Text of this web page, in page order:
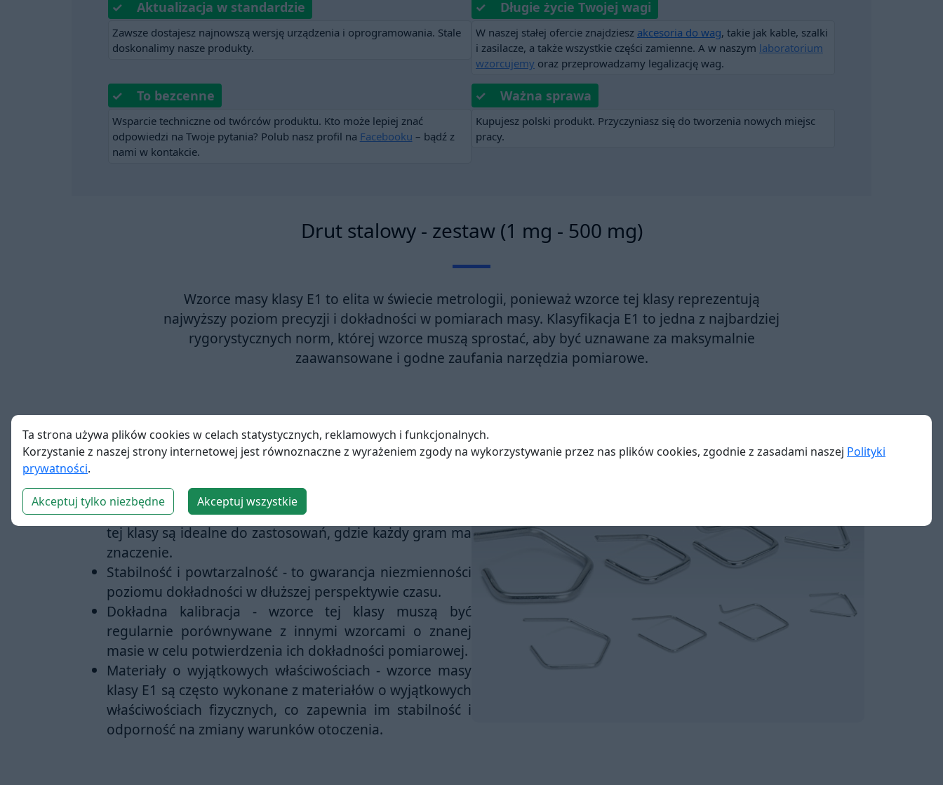
✓ Aktualizacja w standardzie
Zawsze dostajesz najnowszą wersję urządzenia i oprogramowania. Stale
doskonalimy nasze produkty.
✓ Długie życie Twojej wagi
W naszej stałej ofercie znajdziesz akcesoria do wag, takie jak kable, szalki
i zasilacze, a także wszystkie części zamienne. A w naszym laboratorium
wzorcujemy oraz przeprowadzamy legalizację wag.
✓ To bezcenne
Wsparcie techniczne od twórców produktu. Kto może lepiej znać
odpowiedzi na Twoje pytania? Polub nasz profil na Facebooku – bądź z
nami w kontakcie.
✓ Ważna sprawa
Kupujesz polski produkt. Przyczyniasz się do tworzenia nowych miejsc
pracy.
Drut stalowy - zestaw (1 mg - 500 mg)
Wzorce masy klasy E1 to elita w świecie metrologii, ponieważ wzorce tej klasy reprezentują
najwyższy poziom precyzji i dokładności w pomiarach masy. Klasyfikacja E1 to jedna z najbardziej
rygorystycznych norm, której wzorce muszą sprostać, aby być uznawane za maksymalnie
zaawansowane i godne zaufania narzędzia pomiarowe.
Czym charakteryzuje się klasa E1?
Największa precyzja- dopuszczalne odchylenie od
rzeczywistej masy jest minimalne, co sprawia, że wzorce
tej klasy są idealne do zastosowań, gdzie każdy gram ma
znaczenie.
Stabilność i powtarzalność- to gwarancja niezmienności
poziomu dokładności w dłuższej perspektywie czasu.
Dokładna kalibracja - wzorce tej klasy muszą być
regularnie porównywane z innymi wzorcami o znanej
masie w celu potwierdzenia ich dokładności pomiarowej.
Materiały o wyjątkowych właściwościach - wzorce masy
klasy E1 są często wykonane z materiałów o wyjątkowych
właściwościach fizycznych, co zapewnia im stabilność i
odporność na zmiany warunków otoczenia.
Ta strona używa plików cookies w celach statystycznych, reklamowych i funkcjonalnych.
Korzystanie z naszej strony internetowej jest równoznaczne z wyrażeniem zgody na wykorzystywanie przez nas plików cookies, zgodnie z zasadami naszej Polityki
prywatności.
Akceptuj tylko niezbędne Akceptuj wszystkie